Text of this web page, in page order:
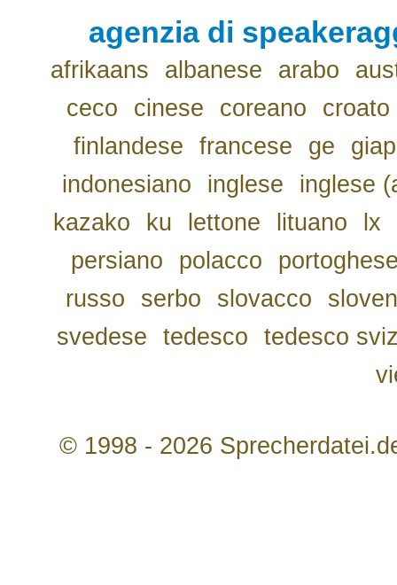
agenzia di
afrikaans albanese arabo
ceco
cinese coreano
croato
finlandese
francese ge
indonesiano
inglese
inglese
kazako
ku lettone lituano lx
persiano
polacco
russo
serbo slovacco
svedese
tedesco
tedesco
© 1998 - 2026